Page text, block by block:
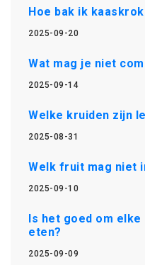
Hoe bak ik
2025-09-20
Wat mag je niet
2025-09-14
Welke kruiden zijn
2025-08-31
Welk fruit mag niet
2025-09-10
Is het goed om
eten?
2025-09-09